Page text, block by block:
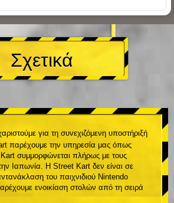
Σχετικά
για τη συνεχιζόμενη υποστήριξή
παρέχουμε την υπηρεσία μας όπως
συμμορφώνεται πλήρως με τους
Ιαπωνία. Η Street Kart δεν είναι σε
του παιχνιδιού Nintendo
ενοικίαση στολών από τη σειρά